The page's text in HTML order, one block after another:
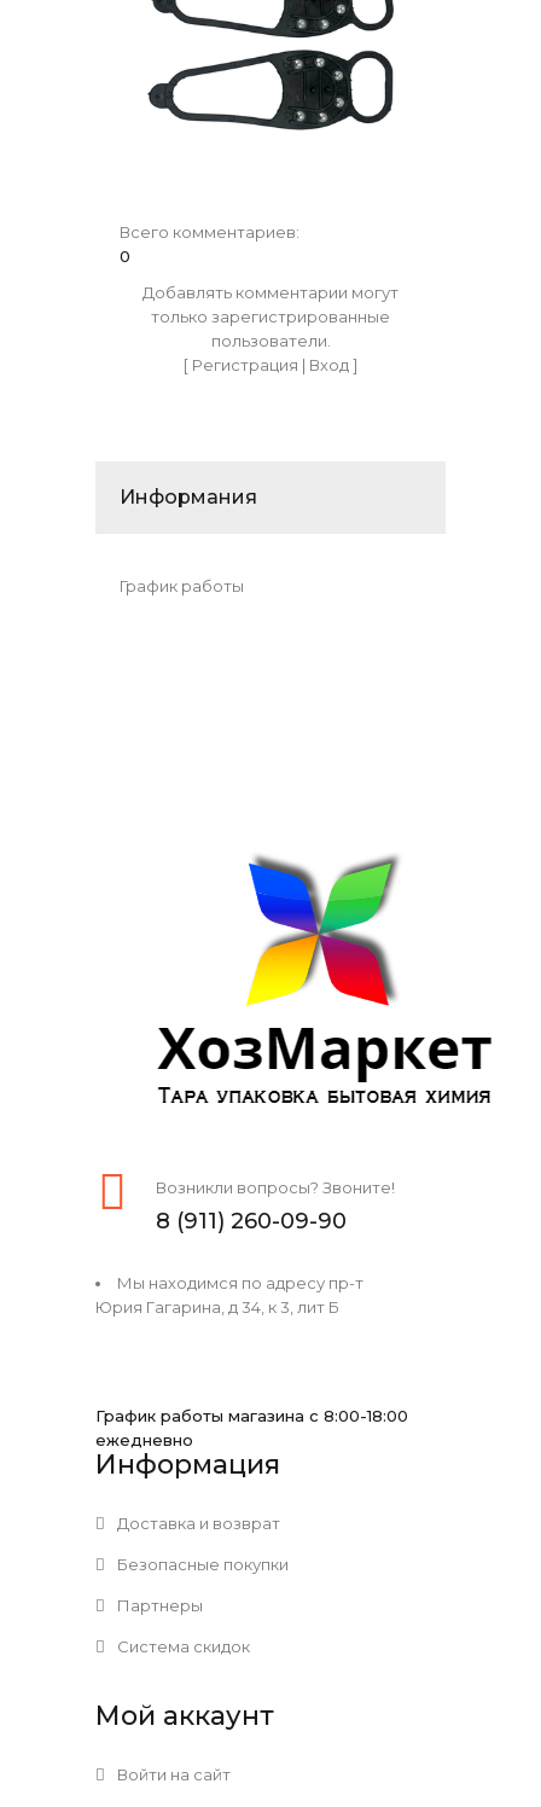
Всего комментариев:
0
Добавлять комментарии могут
только зарегистрированные
пользователи.
[ Регистрация | Вход]
Информания
График работы
Возникли вопросы? Звоните!
8 (911) 260-09-90
Мы находимся по адресу пр-т
Юрия Гагарина, д 34, к 3, лит Б
График работы магазина с 8:00-18:00
ежедневно
Информация
Доставка и возврат
Безопасные покупки
Партнеры
Система скидок
Мой аккаунт
Войти на сайт